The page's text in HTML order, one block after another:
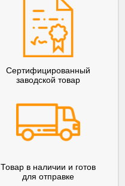
Сертифицированный
заводской товар
Товар в наличии и готов
для отправке